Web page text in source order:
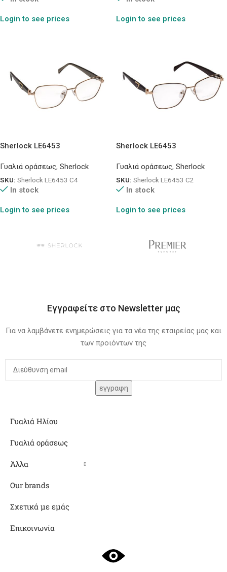
Login to see prices Login to see prices
Sherlock LE6453
Γυαλιά οράσεως, Sherlock
SKU: Sherlock LE6453 C4
In stock
Login to see prices
Sherlock LE6453
Γυαλιά οράσεως, Sherlock
SKU: Sherlock LE6453 C2
In stock
Login to see prices
Εγγραφείτε στο Newsletter μας
Για να λαμβάνετε ενημερώσεις για τα νέα της εταιρείας μας και
των προιόντων της
Γυαλιά Ηλίου
Γυαλιά οράσεως
Άλλα
Our brands
Σχετικά με εμάς
Επικοινωνία